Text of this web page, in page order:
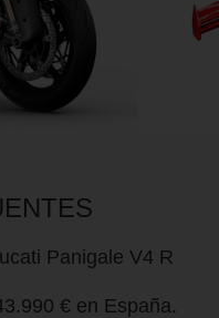
Panigale V4 R
€ en España.